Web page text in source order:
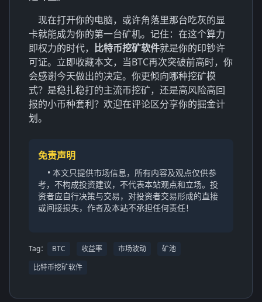
现在打开你的电脑，或许角落里那台吃灰的显
卡就能成为你的第一台矿机。记住：在这个算力
即权力的时代， 比特币挖矿软件就是你的印钞许
可证。立即收藏本文，当BTC再次突破前高时，你
会感谢今天做出的决定。你更倾向哪种挖矿模
式？是稳扎稳打的主流币挖矿，还是高风险高回
报的小币种套利？欢迎在评论区分享你的掘金计
划。
免责声明
• 本文只提供市场信息，所有内容及观点仅供参
考，不构成投资建议，不代表本站观点和立场。投
资者应自行决策与交易，对投资者交易形成的直接
或间接损失，作者及本站不承担任何责任！
Tag： BTC 收益率 市场波动
矿池
比特币挖矿软件